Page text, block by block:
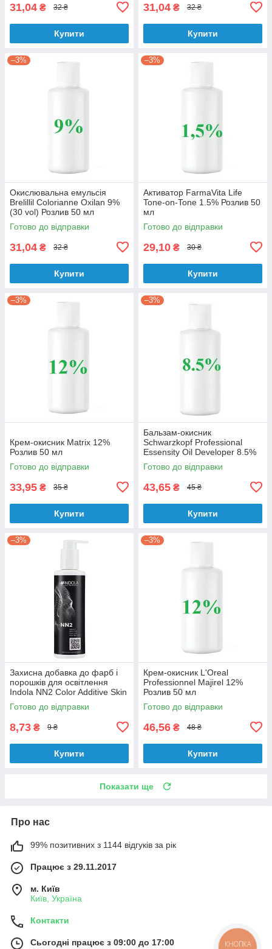
31,04 ₴ 32 ₴
Купити
31,04 ₴ 32 ₴
Купити
–3%
Окислювальна емульсія
Brelillil Colorianne Oxilan 9%
(30 vol) Розлив 50 мл
Готово до відправки
31,04 ₴ 32 ₴
Купити
–3%
Активатор FarmaVita Life
Tone-on-Tone 1.5% Розлив 50
мл
Готово до відправки
29,10 ₴ 30 ₴
Купити
–3%
Крем-окисник Matrix 12%
Розлив 50 мл
Готово до відправки
33,95 ₴ 35 ₴
Купити
–3%
Бальзам-окисник
Schwarzkopf Professional
Essensity Oil Developer 8.5%
Розлив 60 мл
Готово до відправки
43,65 ₴ 45 ₴
Купити
–3%
Захисна добавка до фарб і
порошків для освітлення
Indola NN2 Color Additive Skin
Protectoto 2 мл Розлив
Готово до відправки
8,73 ₴ 9 ₴
Купити
–3%
Крем-окисник L'Oreal
Professionnel Majirel 12%
Розлив 50 мл
Готово до відправки
46,56 ₴ 48 ₴
Купити
Показати ще
Про нас
99% позитивних з 1144 відгуків за рік
Працює з 29.11.2017
м. Київ
Київ, Україна
Контакти
Сьогодні працює з 09:00 до 17:00
КНОПКА